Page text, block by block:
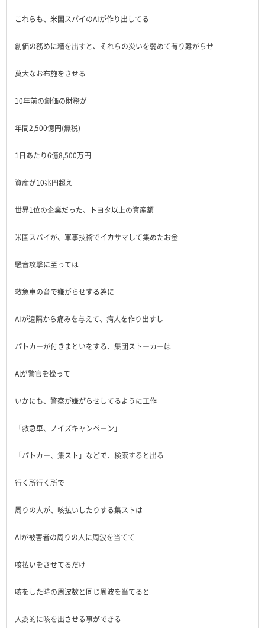
これらも、米国スパイのAIが作り出してる
創価の務めに精を出すと、それらの災いを弱めて有り難がらせ
莫大なお布施をさせる
10年前の創価の財務が
年間2,500億円(無税)
1日あたり6億8,500万円
資産が10兆円超え
世界1位の企業だった、トヨタ以上の資産額
米国スパイが、軍事技術でイカサマして集めたお金
騒音攻撃に至っては
救急車の音で嫌がらせする為に
AIが遠隔から痛みを与えて、病人を作り出すし
パトカーが付きまといをする、集団ストーカーは
Alが警官を操って
いかにも、警察が嫌がらせしてるように工作
「救急車、ノイズキャンペーン」
「パトカー、集スト」などで、検索すると出る
行く所行く所で
周りの人が、咳払いしたりする集ストは
AIが被害者の周りの人に周波を当てて
咳払いをさせてるだけ
咳をした時の周波数と同じ周波を当てると
人為的に咳を出させる事ができる